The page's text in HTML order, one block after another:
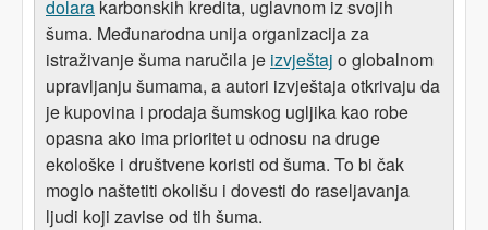
dolara karbonskih kredita, uglavnom iz svojih
šuma. Međunarodna unija organizacija za
istraživanje šuma naručila je izvještaj o globalnom
upravljanju šumama, a autori izvještaja otkrivaju da
je kupovina i prodaja šumskog ugljika kao robe
opasna ako ima prioritet u odnosu na druge
ekološke i društvene koristi od šuma. To bi čak
moglo naštetiti okolišu i dovesti do raseljavanja
ljudi koji zavise od tih šuma.